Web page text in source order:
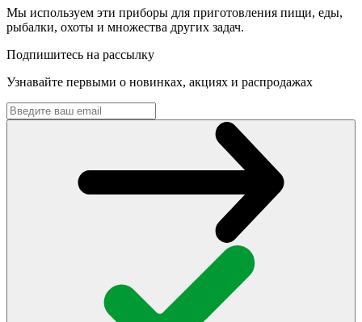
Мы используем эти приборы для приготовления пищи, еды,
рыбалки, охоты и множества других задач.
Подпишитесь на рассылку
Узнавайте первыми о новинках, акциях и распродажах